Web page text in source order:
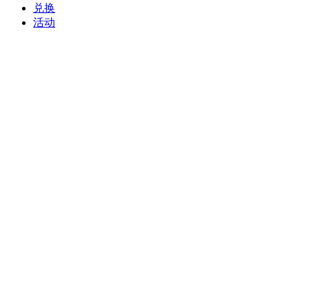
兑换
活动